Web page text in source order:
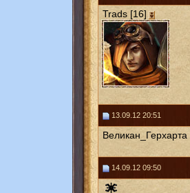
Trads [16]
13.09.12 20:51
Великан_Герхарта
14.09.12 09:50